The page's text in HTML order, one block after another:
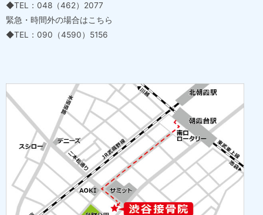
◆TEL：048（462）2077
緊急・時間外の場合はこちら
◆TEL：090（4590）5156